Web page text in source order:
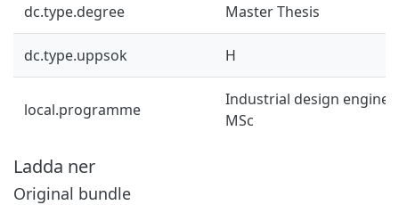
dc.type.degree Master Thesis
dc.type.uppsok H
local.programme
Industrial design
MSc
Ladda ner
Original bundle